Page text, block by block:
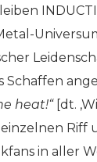
Schaffen
heat!“[dt.
einzelnen Riff
in aller